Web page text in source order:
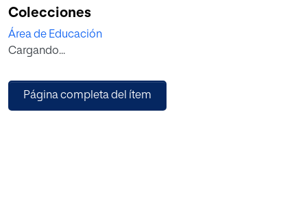
trabajo son el mejor camino para un proceso de
enseñanza-aprendizaje eficaz y animar a promover el
cambio.
aproximación conceptual
sobre el trabajo por proyectos como base de la
Colecciones
Área de Educación
Cargando...
Página completa del ítem